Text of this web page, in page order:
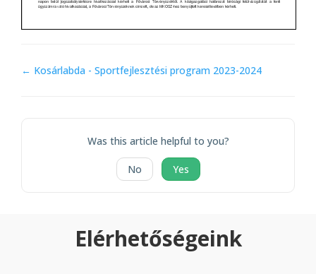
Doc
← Kosárlabda - Sportfejlesztési program 2023-2024
Was this article helpful to you?
No Yes
Elérhetőségeink